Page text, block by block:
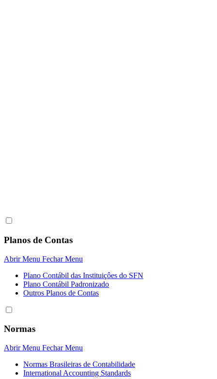
Planos de Contas
Abrir Menu Fechar Menu
Plano Contábil das Instituiçôes do SFN
Plano Contábil Padronizado
Outros Planos de Contas
Normas
Abrir Menu Fechar Menu
Normas Brasileiras de Contabilidade
International Accounting Standards